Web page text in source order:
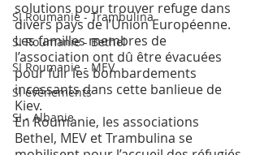
SI Roumanie - Trambulina
SI Roumanie - Bethel
SI Roumanie - MEV
SI évènements
SI - Albanie
solutions pour trouver refuge dans
divers pays de l’Union Européenne.
Les familles membres de
l’association ont dû être évacuées
pour fuir les bombardements
incessants dans cette banlieue de
Kiev.
En Roumanie, les associations
Bethel, MEV et Trambulina se